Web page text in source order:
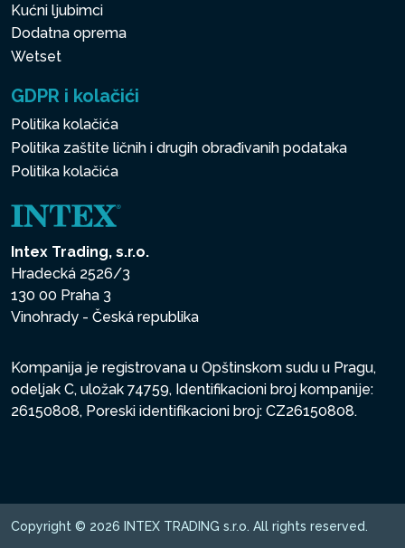
Kućni ljubimci
Dodatna oprema
Wetset
GDPR i kolačići
Politika kolačića
Politika zaštite ličnih i drugih obrađivanih podataka
Politika kolačića
Intex Trading, s.r.o.
Hradecká 2526/3
130 00 Praha 3
Vinohrady - Česká republika
Kompanija je registrovana u Opštinskom sudu u Pragu,
odeljak C, uložak 74759, Identifikacioni broj kompanije:
26150808, Poreski identifikacioni broj: CZ26150808.
Copyright © 2026 INTEX TRADING s.r.o. All rights reserved.